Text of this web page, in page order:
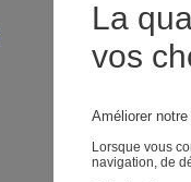
La
vos
Améliorer
Lorsque vous
navigation, de